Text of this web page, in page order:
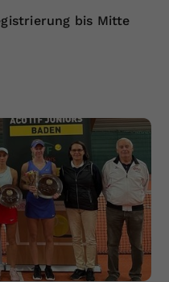
bis Mitte